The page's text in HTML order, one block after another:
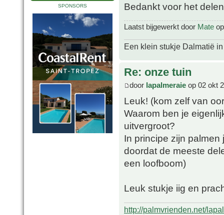
SPONSORS
Bedankt voor het
Laatst bijgewerkt door Mate
Een klein stukje Dalmatië
Re: onze tuin
door lapalmeraie op 02 okt
Leuk! (kom zelf van
Waarom ben je
uitvergroot?
In principe zijn
doordat de meeste
een loofboom)
Leuk stukje iig en
http://palmvrienden.net/